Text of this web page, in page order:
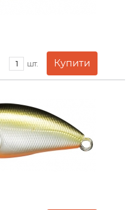
шт.